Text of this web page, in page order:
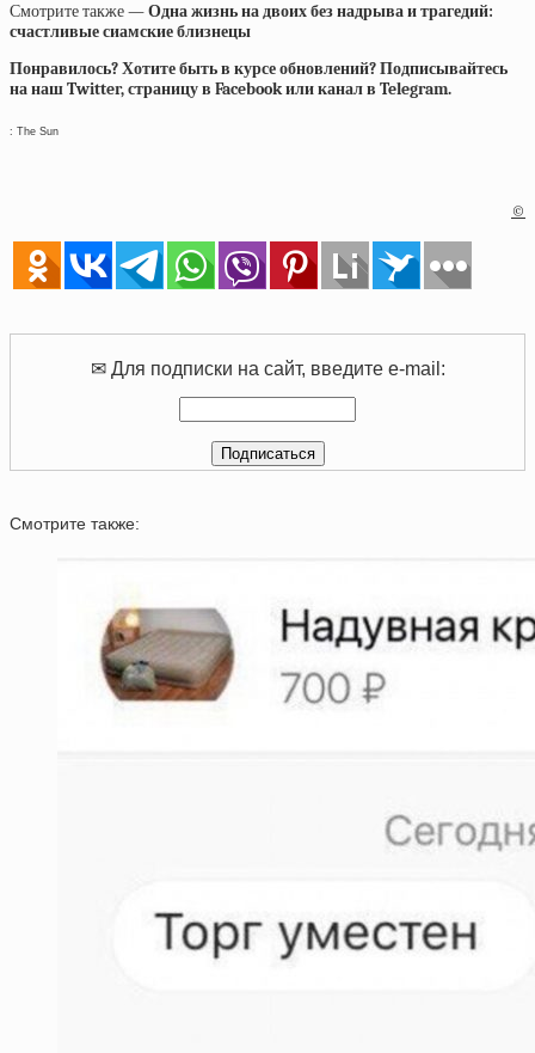
Смотрите также —Одна жизнь на двоих без надрыва и трагедий:
счастливые сиамские близнецы
Понравилось? Хотите быть в курсе обновлений? Подписывайтесь
на наш Twitter, страницу в Facebook или канал в Telegram.
: The Sun
©
✉ Для подписки на сайт, введите e-mail:
Смотрите также: